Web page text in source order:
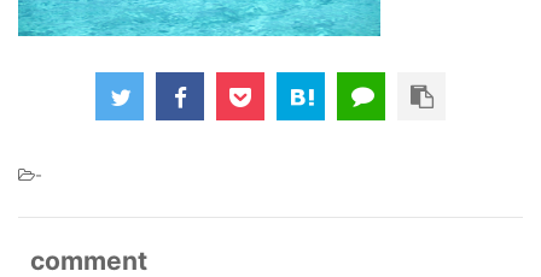
-
comment